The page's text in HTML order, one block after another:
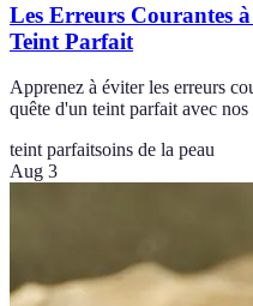
Les Erreurs Courantes
Teint Parfait
Apprenez à éviter les erreurs
quête d'un teint parfait avec
teint parfaitsoins de la peau
Aug 3